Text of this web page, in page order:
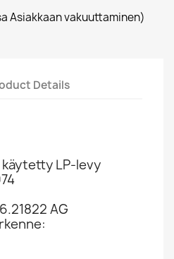
Asiakkaan vakuuttaminen)
Details
LP-levy
AG